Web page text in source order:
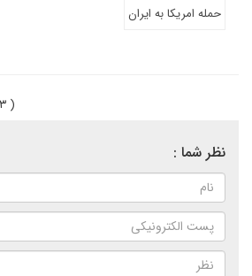
حمله امریکا به ایران
(
نظر شما :